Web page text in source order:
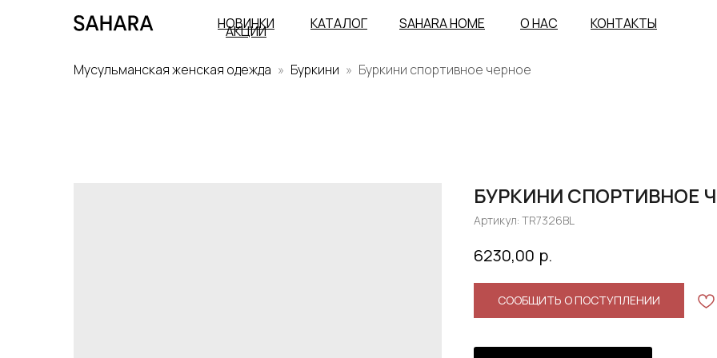
КАТАЛОГ
НОВИНКИ
АКЦИИ КОНТАКТЫ
О НАС
SAHARA HOME
Мусульманская женская одежда Буркини Буркини спортивное черное
БУРКИНИ СПОРТИВНОЕ
Артикул: TR7326BL
6230,00 р.
СООБЩИТЬ О ПОСТУПЛЕНИИ